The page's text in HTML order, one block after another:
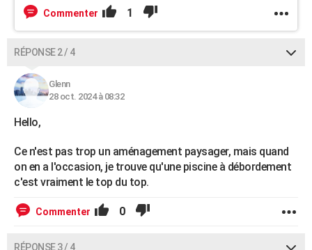
Commenter 1
RÉPONSE 2 / 4
Glenn
28 oct. 2024 à 08:32
Hello,
Ce n'est pas trop un aménagement paysager, mais quand
on en a l'occasion, je trouve qu'une piscine à débordement
c'est vraiment le top du top.
Commenter 0
RÉPONSE 3 / 4